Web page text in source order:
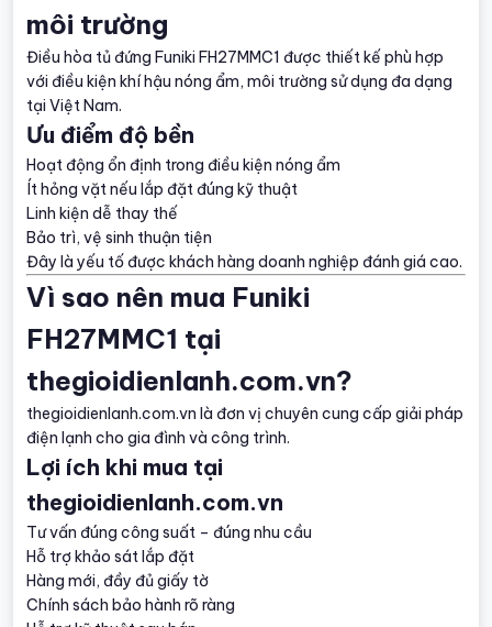
môi trường
Điều hòa tủ đứng Funiki FH27MMC1 được thiết kế phù hợp
với điều kiện khí hậu nóng ẩm, môi trường sử dụng đa dạng
tại Việt Nam.
Ưu điểm độ bền
Hoạt động ổn định trong điều kiện nóng ẩm
Ít hỏng vặt nếu lắp đặt đúng kỹ thuật
Linh kiện dễ thay thế
Bảo trì, vệ sinh thuận tiện
Đây là yếu tố được khách hàng doanh nghiệp đánh giá cao.
Vì sao nên mua Funiki
FH27MMC1 tại
thegioidienlanh.com.vn?
thegioidienlanh.com.vn là đơn vị chuyên cung cấp giải pháp
điện lạnh cho gia đình và công trình.
Lợi ích khi mua tại
thegioidienlanh.com.vn
Tư vấn đúng công suất – đúng nhu cầu
Hỗ trợ khảo sát lắp đặt
Hàng mới, đầy đủ giấy tờ
Chính sách bảo hành rõ ràng